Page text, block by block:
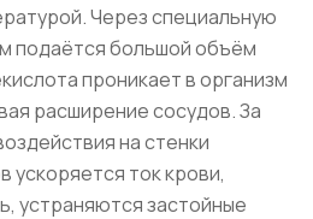
Через специальную
подаётся большой объём
проникает в организм
расширение сосудов. За
на стенки
ускоряется ток крови,
устраняются застойные